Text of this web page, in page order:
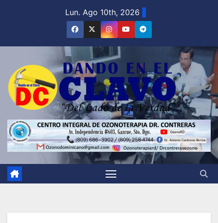
Lun. Ago 10th, 2026